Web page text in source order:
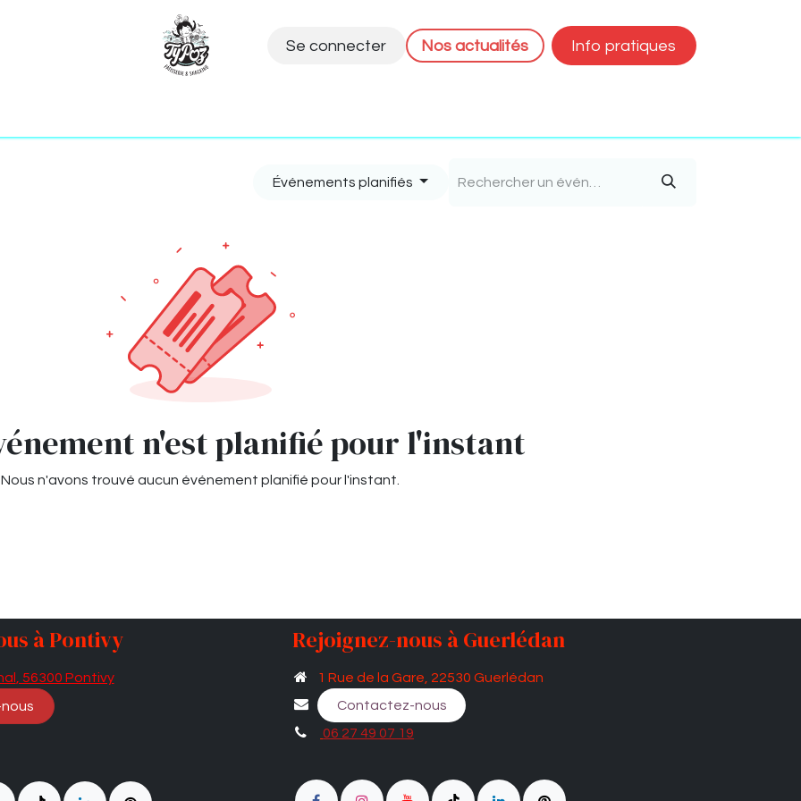
Se connecter Nos actualités Info pratiques
Événements planifiés
n'est planifié pour l'instant
Nous n'avons trouvé aucun événement planifié pour l'instant.
à Pontivy
, 56300 Pontivy
Rejoignez-nous à Guerlédan
1 Rue de la Gare, 22530 Guerlédan
Contactez-nous
06 27 49 07 19